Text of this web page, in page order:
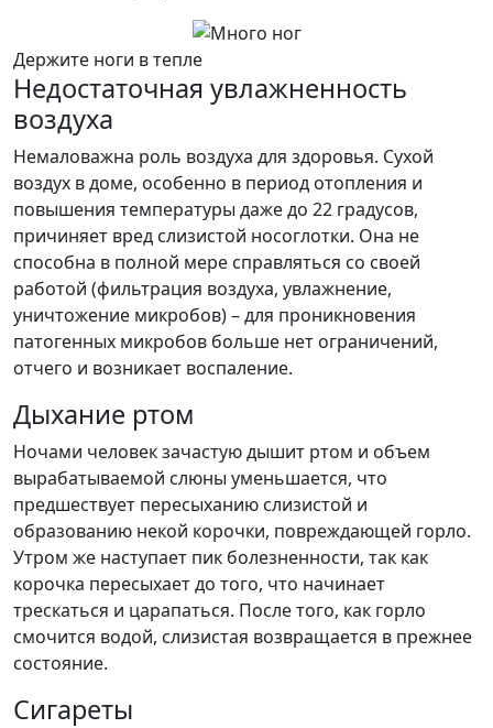
Держите ноги в тепле
Недостаточная увлажненность
воздуха
Немаловажна роль воздуха для здоровья. Сухой
воздух в доме, особенно в период отопления и
повышения температуры даже до 22 градусов,
причиняет вред слизистой носоглотки. Она не
способна в полной мере справляться со своей
работой (фильтрация воздуха, увлажнение,
уничтожение микробов) – для проникновения
патогенных микробов больше нет ограничений,
отчего и возникает воспаление.
Дыхание ртом
Ночами человек зачастую дышит ртом и объем
вырабатываемой слюны уменьшается, что
предшествует пересыханию слизистой и
образованию некой корочки, повреждающей горло.
Утром же наступает пик болезненности, так как
корочка пересыхает до того, что начинает
трескаться и царапаться. После того, как горло
смочится водой, слизистая возвращается в прежнее
состояние.
Сигареты